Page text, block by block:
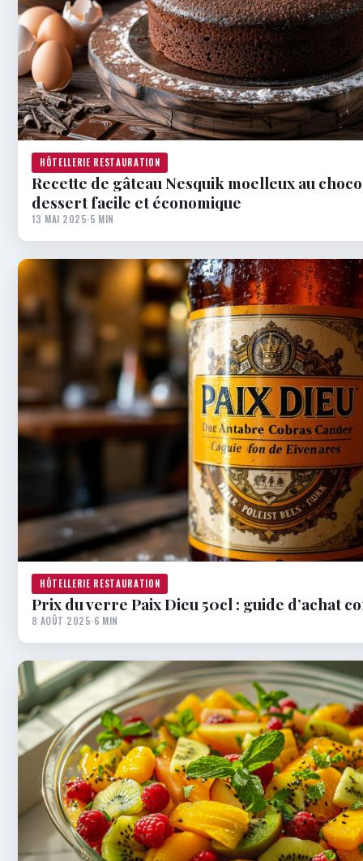
HÔTELLERIE RESTAURATION
Recette de gâteau Nesquik moelleux au
dessert facile et économique
13 MAI 2025·5 MIN
HÔTELLERIE RESTAURATION
Prix du verre Paix Dieu 50cl : guide d’achat
8 AOÛT 2025·6 MIN